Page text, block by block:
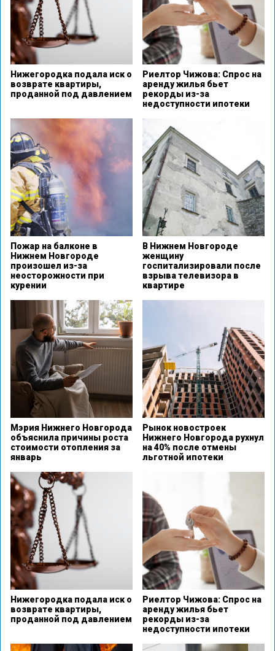
Нижегородка подала иск о
возврате квартиры,
проданной под давлением
Риелтор Чижова: Спрос на
аренду жилья бьет
рекорды из-за
недоступности ипотеки
Пожар на балконе в
Нижнем Новгороде
произошел из-за
неосторожности при
курении
В Нижнем Новгороде
женщину
госпитализировали после
взрыва телевизора в
квартире
Мэрия Нижнего Новгорода
объяснила причины роста
стоимости отопления за
январь
Рынок новостроек
Нижнего Новгорода рухнул
на 40% после отмены
льготной ипотеки
Нижегородка подала иск о
возврате квартиры,
проданной под давлением
Риелтор Чижова: Спрос на
аренду жилья бьет
рекорды из-за
недоступности ипотеки